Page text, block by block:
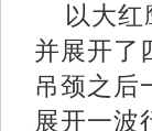
以大
并展开了
吊颈之后
展开一波